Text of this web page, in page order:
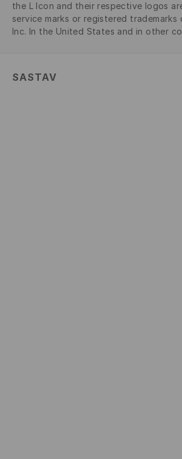
the L Icon and their respective logos
service marks or registered trademarks
Inc. In the United States and in other
SASTAV